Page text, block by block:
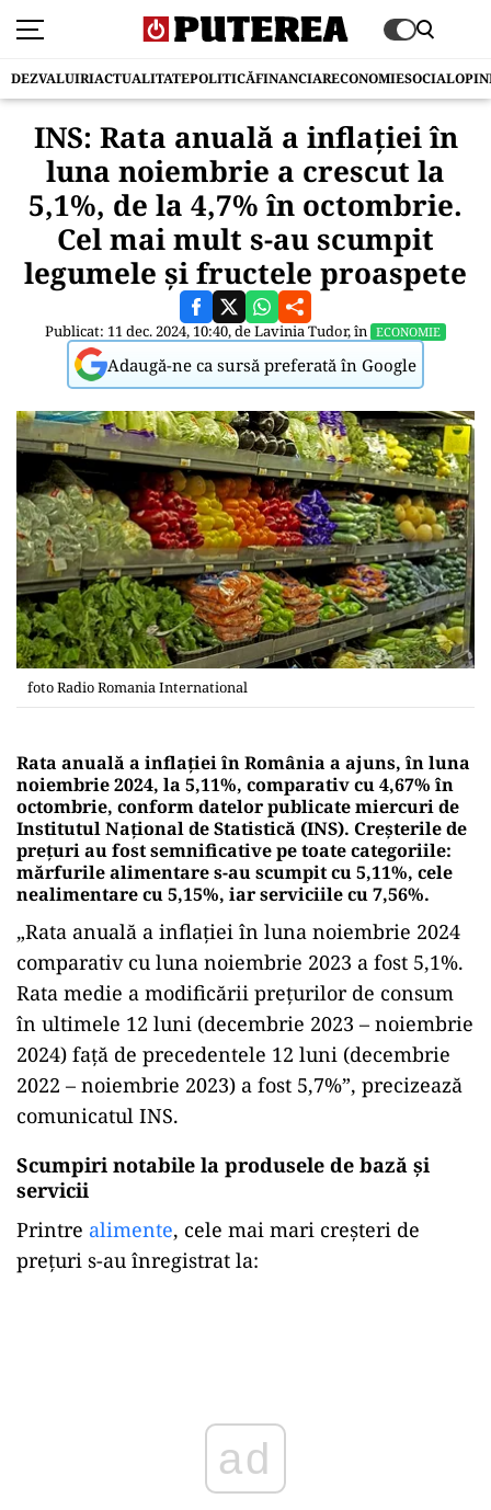
DEZVALUIRIACTUALITATEPOLITICĂFINANCIARECONOMIESOCIAL
INS: Rata anuală a inflaţiei în
luna noiembrie a crescut la
5,1%, de la 4,7% în octombrie.
Cel mai mult s-au scumpit
legumele și fructele proaspete
Publicat: 11 dec. 2024, 10:40, deLavinia Tudor, în ECONOMIE
Adaugă-ne ca sursă preferată în Google
foto Radio Romania International
Rata anuală a inflației în România a ajuns, în luna
noiembrie 2024, la 5,11%, comparativ cu 4,67% în
octombrie, conform datelor publicate miercuri de
Institutul Național de Statistică (INS). Creșterile de
prețuri au fost semnificative pe toate categoriile:
mărfurile alimentare s-au scumpit cu 5,11%, cele
nealimentare cu 5,15%, iar serviciile cu 7,56%.
„Rata anuală a inflaţiei în luna noiembrie 2024
comparativ cu luna noiembrie 2023 a fost 5,1%.
Rata medie a modificării preţurilor de consum
în ultimele 12 luni (decembrie 2023 – noiembrie
2024) faţă de precedentele 12 luni (decembrie
2022 – noiembrie 2023) a fost 5,7%”, precizează
comunicatul INS.
Scumpiri notabile la produsele de bază și
servicii
Printre alimente, cele mai mari creșteri de
prețuri s-au înregistrat la:
ad